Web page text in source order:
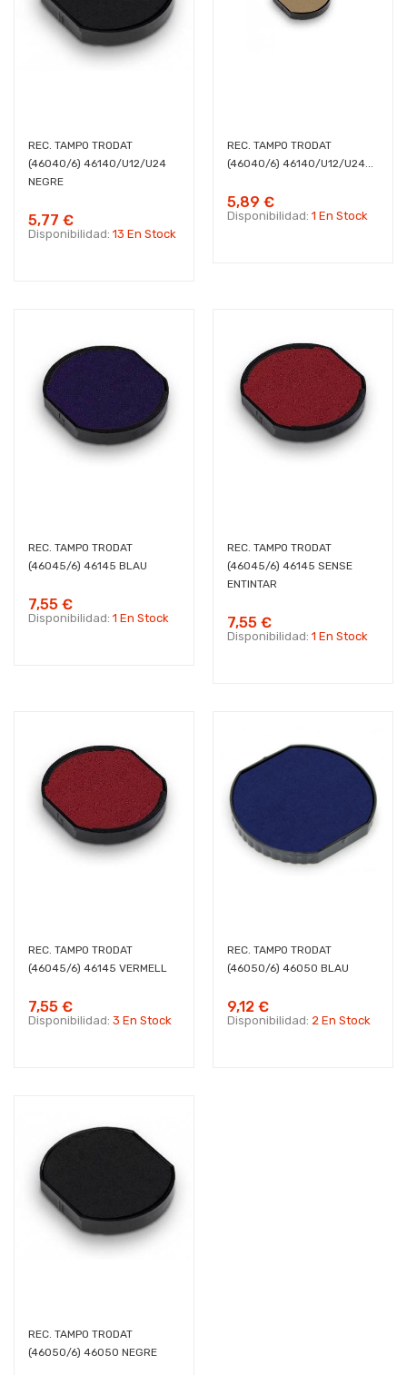
REC. TAMPO TRODAT
(46040/6) 46140/U12/U24
NEGRE
5,77 €
Disponibilidad: 13 En Stock
REC. TAMPO TRODAT
(46040/6) 46140/U12/U24...
5,89 €
Disponibilidad: 1 En Stock
REC. TAMPO TRODAT
(46045/6) 46145 BLAU
7,55 €
Disponibilidad: 1 En Stock
REC. TAMPO TRODAT
(46045/6) 46145 SENSE
ENTINTAR
7,55 €
Disponibilidad: 1 En Stock
REC. TAMPO TRODAT
(46045/6) 46145 VERMELL
7,55 €
Disponibilidad: 3 En Stock
REC. TAMPO TRODAT
(46050/6) 46050 BLAU
9,12 €
Disponibilidad: 2 En Stock
REC. TAMPO TRODAT
(46050/6) 46050 NEGRE